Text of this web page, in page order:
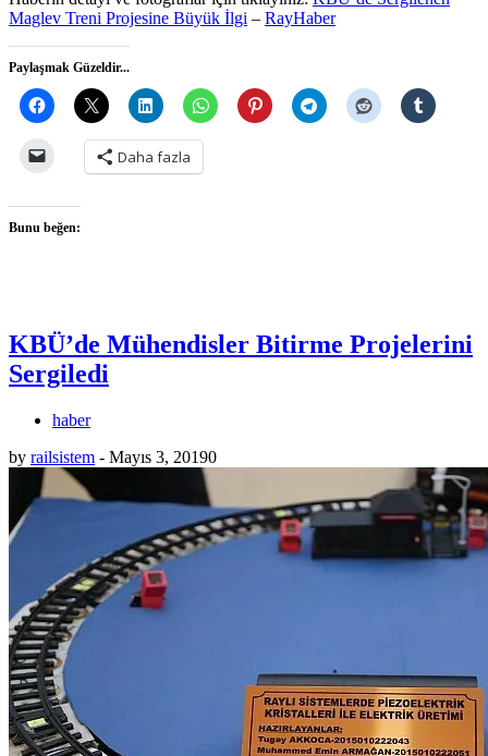
Maglev Treni Projesine Büyük İlgi – RayHaber
Paylaşmak Güzeldir...
Daha fazla
Bunu beğen:
KBÜ’de Mühendisler Bitirme Projelerini
Sergiledi
haber
by railsistem - Mayıs 3, 20190